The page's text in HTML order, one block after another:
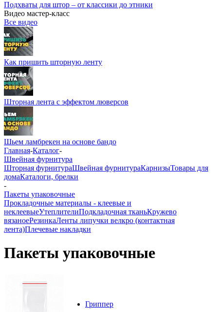
Подхваты для штор – от классики до этники
Видео мастер-класс
Все видео
Как пришить шторную ленту
Шторная лента с эффектом люверсов
Шьем ламбрекен на основе бандо
Главная-Каталог-
Швейная фурнитура
Шторная фурнитураШвейная фурнитураКарнизыТовары для
домаКаталоги, брелки
-
Пакеты упаковочные
Прокладочные материалы - клеевые и
неклеевыеУтеплителиПодкладочная тканьКружево
вязаноеРезинкаЛенты липучки велкро (контактная
лента)Плечевые накладки
Пакеты упаковочные
Гриппер